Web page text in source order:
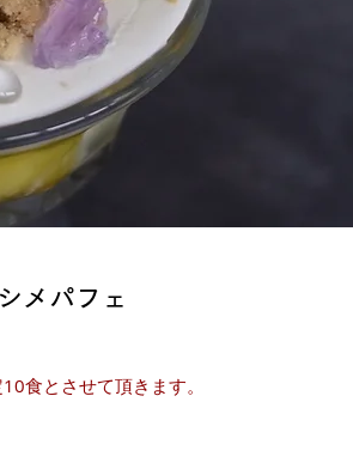
メパフェ
食とさせて頂きます。